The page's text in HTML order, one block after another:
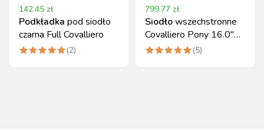
142.45 zł
Podkładka pod siodło
czarna Full Covalliero
(2)
799.77 zł
Siodłowszechstronne
Covalliero Pony 16.0"
komplet czarny
(5)